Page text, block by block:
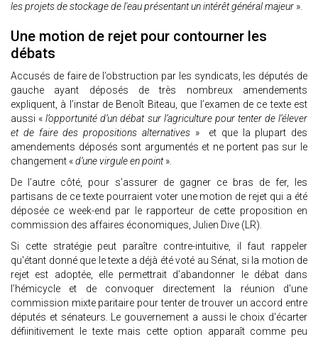
les projets de stockage de l'eau présentant un intérêt général majeur ».
Une motion de rejet pour contourner les
débats
Accusés de faire de l’obstruction par les syndicats, les députés de
gauche ayant déposés de très nombreux amendements
expliquent, à l’instar de Benoît Biteau, que l’examen de ce texte est
aussi «l’opportunité d’un débat sur l’agriculture pour tenter de l’élever
et de faire des propositions alternatives» et que la plupart des
amendements déposés sont argumentés et ne portent pas sur le
changement «d’une virgule en point».
De l’autre côté, pour s’assurer de gagner ce bras de fer, les
partisans de ce texte pourraient voter une motion de rejet qui a été
déposée ce week-end par le rapporteur de cette proposition en
commission des affaires économiques, Julien Dive (LR).
Si cette stratégie peut paraître contre-intuitive, il faut rappeler
qu'étant donné que le texte a déjà été voté au Sénat, si la motion de
rejet est adoptée, elle permettrait d’abandonner le débat dans
l’hémicycle et de convoquer directement la réunion d'une
commission mixte paritaire pour tenter de trouver un accord entre
députés et sénateurs. Le gouvernement a aussi le choix d'écarter
défiinitivement le texte mais cette option apparaît comme peu